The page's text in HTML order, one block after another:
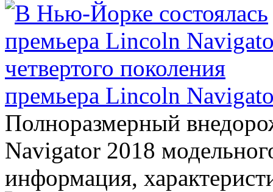
премьера Lincoln
Полноразмерный
Navigator 2018
информация,